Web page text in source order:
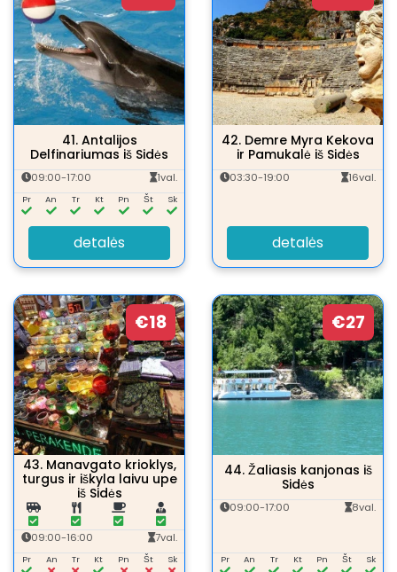
41. Antalijos
Delfinariumas iš Sidės
09:00-17:00 1val.
Pr An Tr Kt Pn Št Sk
detalės
42. Demre Myra Kekova
ir Pamukalė iš Sidės
03:30-19:00 16val.
detalės
€18
43. Manavgato krioklys,
turgus ir iškyla laivu upe
iš Sidės
09:00-16:00 7val.
Pr An Tr Kt Pn Št Sk
€27
44. Žaliasis kanjonas iš
Sidės
09:00-17:00 8val.
Pr An Tr Kt Pn Št Sk